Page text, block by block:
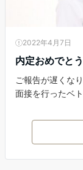
2022年4月7日
内定おめでと
ご報告が遅くな
面接を行ったベ